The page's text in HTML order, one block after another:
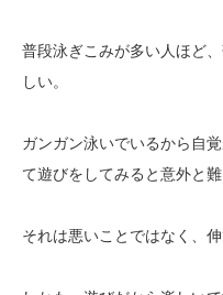
普段泳ぎこみが多い人ほど
しい。
ガンガン泳いでいるから自
て遊びをしてみると意外と
それは悪いことではなく、